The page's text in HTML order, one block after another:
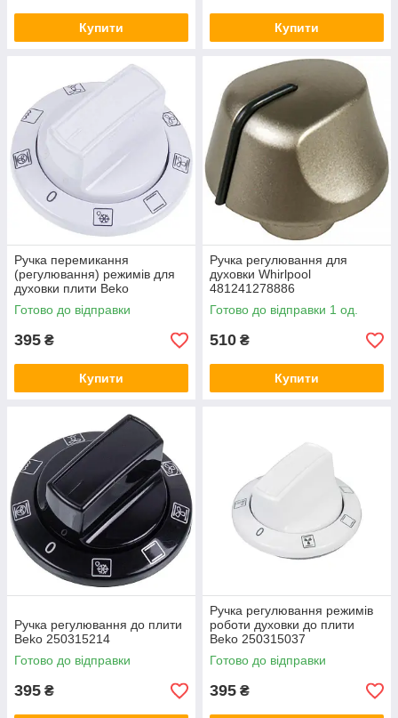
Купити Купити
Ручка перемикання
(регулювання) режимів для
духовки плити Beko
250315005
Готово до відправки
395 ₴
Купити
Ручка регулювання для
духовки Whirlpool
481241278886
Готово до відправки 1 од.
510 ₴
Купити
Ручка регулювання до плити
Beko 250315214
Готово до відправки
395 ₴
Ручка регулювання режимів
роботи духовки до плити
Beko 250315037
Готово до відправки
395 ₴